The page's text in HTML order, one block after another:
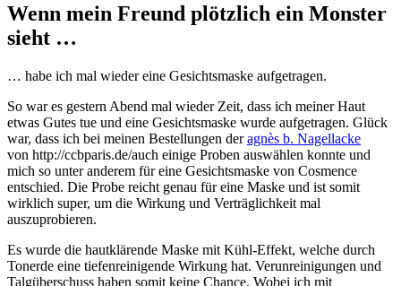
Wenn mein Freund plötzlich ein Monster
sieht …
… habe ich mal wieder eine Gesichtsmaske aufgetragen.
So war es gestern Abend mal wieder Zeit, dass ich meiner Haut
etwas Gutes tue und eine Gesichtsmaske wurde aufgetragen. Glück
war, dass ich bei meinen Bestellungen deragnès b. Nagellacke
von http://ccbparis.de/auch einige Proben auswählen konnte und
mich so unter anderem für eine Gesichtsmaske von Cosmence
entschied. Die Probe reicht genau für eine Maske und ist somit
wirklich super, um die Wirkung und Verträglichkeit mal
auszuprobieren.
Es wurde die hautklärende Maske mit Kühl-Effekt, welche durch
Tonerde eine tiefenreinigende Wirkung hat. Verunreinigungen und
Talgüberschuss haben somit keine Chance. Wobei ich mit